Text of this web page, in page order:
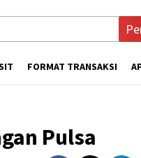
FORMAT TRANSAKSI
Pulsa